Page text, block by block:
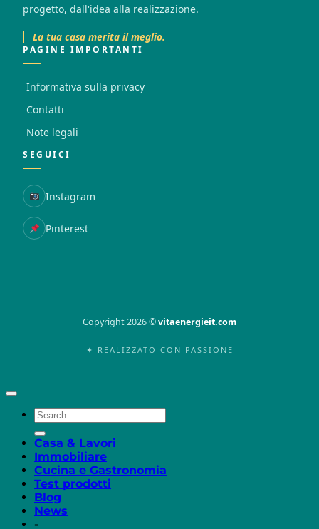
progetto, dall'idea alla realizzazione.
La tua casa merita il meglio.
PAGINE IMPORTANTI
Informativa sulla privacy
Contatti
Note legali
SEGUICI
Instagram
Pinterest
Copyright 2026 ©vitaenergieit.com
✦ REALIZZATO CON PASSIONE
Casa & Lavori
Immobiliare
Cucina e Gastronomia
Test prodotti
Blog
News
-